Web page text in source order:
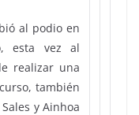
al podio en
esta vez al
realizar una
también
y Ainhoa